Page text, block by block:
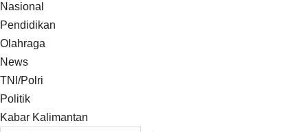
Nasional
Pendidikan
Olahraga
News
TNI/Polri
Politik
Kabar Kalimantan